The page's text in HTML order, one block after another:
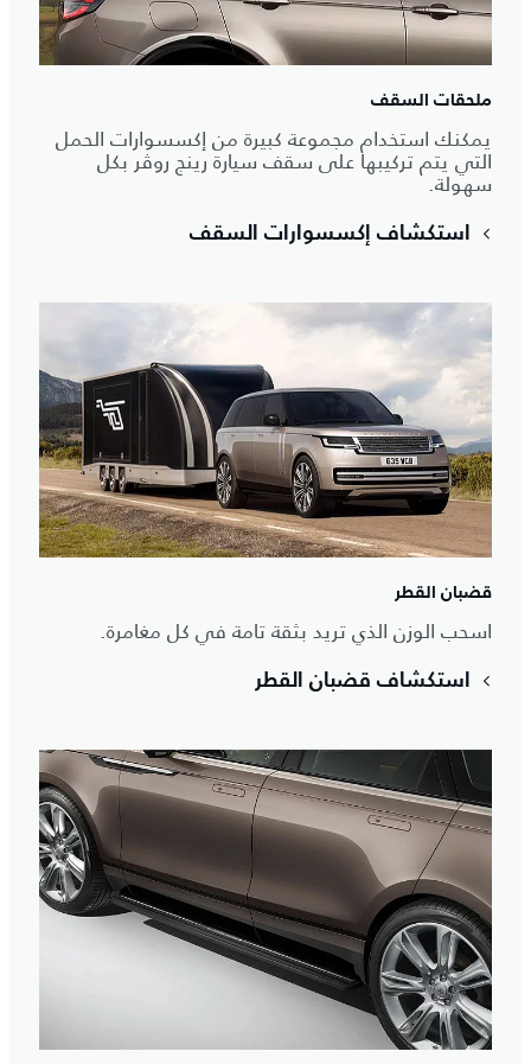
ملحقات السقف
يمكنك استخدام مجموعة كبيرة من إكسسوارات الحمل
التي يتم تركيبها على سقف سيارة رينج روڤر بكل
سهولة.
استكشاف إكسسوارات السقف
قضبان القطر
اسحب الوزن الذي تريد بثقة تامة في كل مغامرة.
استكشاف قضبان القطر